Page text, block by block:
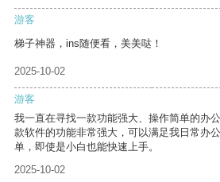
游客
梯子神器，ins随便看，美美哒！
2025-10-02
游客
我一直在寻找一款功能强大、操作简单的办
款软件的功能非常强大，可以满足我日常办
单，即使是小白也能快速上手。
2025-10-02